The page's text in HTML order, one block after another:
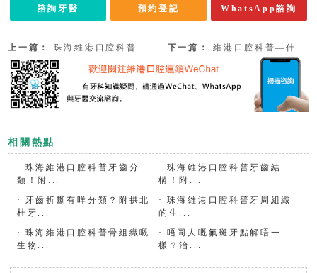
諮詢牙醫 預約登記 WhatsApp諮詢
上一篇： 珠海維港口腔科普—什麼是乳牙列、恒牙列和混合牙列？ 下一篇： 維港口腔科普—什麼是前牙、前磨牙和磨牙呢？
相關熱點
·
珠海維港口腔科普牙齒分
類！附...
·
珠海維港口腔科普牙齒結
構！附...
·
牙齒折斷有咩分類？附拱北
杜牙...
·
珠海維港口腔科普牙周組織
的生...
·
珠海維港口腔科普骨組織嘅
生物...
·
唔同人嘅氟斑牙點解唔一
樣？治...